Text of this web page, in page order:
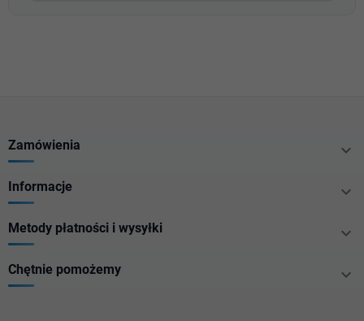
Zamówienia 
Informacje 
Metody płatności i wysyłki 
Chętnie pomożemy 